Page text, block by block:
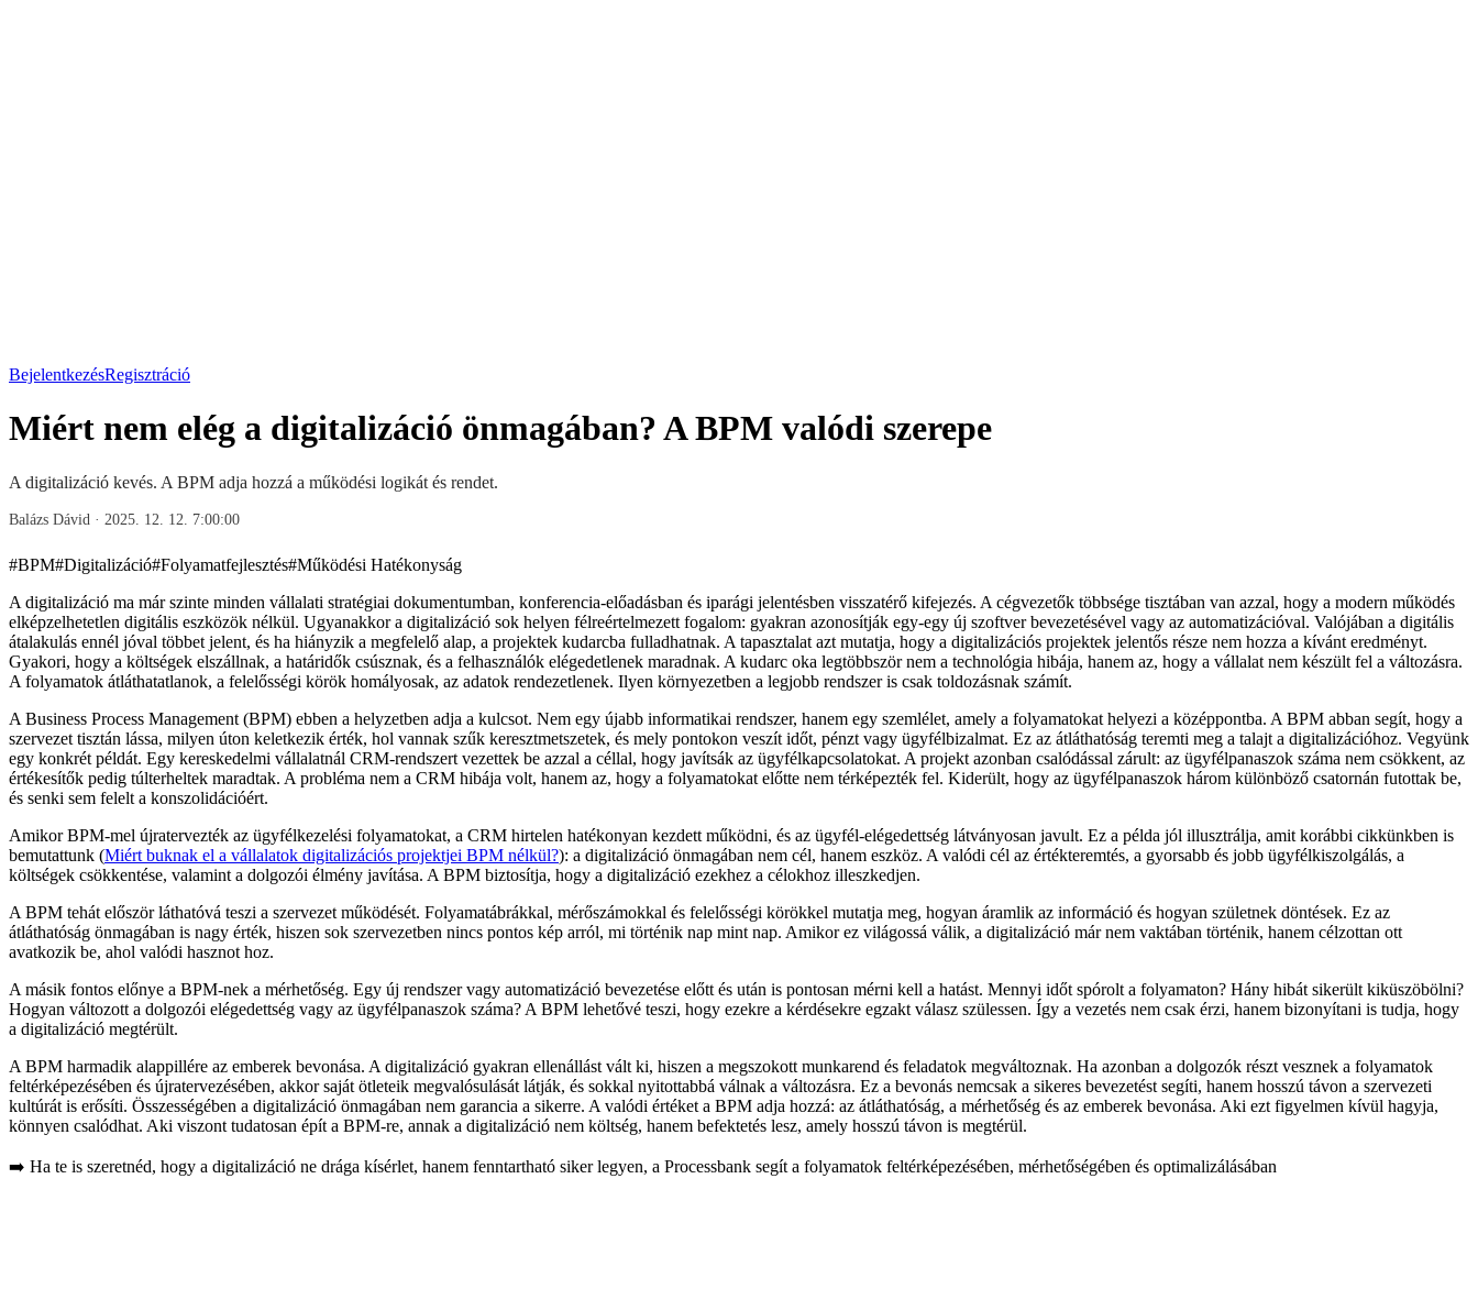
BejelentkezésRegisztráció
Miért nem elég a digitalizáció önmagában? A BPM valódi szerepe
A digitalizáció kevés. A BPM adja hozzá a működési logikát és rendet.
Balázs Dávid · 2025. 12. 12. 7:00:00
#BPM#Digitalizáció#Folyamatfejlesztés#Működési Hatékonyság
A digitalizáció ma már szinte minden vállalati stratégiai dokumentumban, konferencia-előadásban és iparági jelentésben visszatérő kifejezés. A cégvezetők többsége tisztában van azzal, hogy a modern működés
elképzelhetetlen digitális eszközök nélkül. Ugyanakkor a digitalizáció sok helyen félreértelmezett fogalom: gyakran azonosítják egy-egy új szoftver bevezetésével vagy az automatizációval. Valójában a digitális
átalakulás ennél jóval többet jelent, és ha hiányzik a megfelelő alap, a projektek kudarcba fulladhatnak. A tapasztalat azt mutatja, hogy a digitalizációs projektek jelentős része nem hozza a kívánt eredményt.
Gyakori, hogy a költségek elszállnak, a határidők csúsznak, és a felhasználók elégedetlenek maradnak. A kudarc oka legtöbbször nem a technológia hibája, hanem az, hogy a vállalat nem készült fel a változásra.
A folyamatok átláthatatlanok, a felelősségi körök homályosak, az adatok rendezetlenek. Ilyen környezetben a legjobb rendszer is csak toldozásnak számít.
A Business Process Management (BPM) ebben a helyzetben adja a kulcsot. Nem egy újabb informatikai rendszer, hanem egy szemlélet, amely a folyamatokat helyezi a középpontba. A BPM abban segít, hogy a
szervezet tisztán lássa, milyen úton keletkezik érték, hol vannak szűk keresztmetszetek, és mely pontokon veszít időt, pénzt vagy ügyfélbizalmat. Ez az átláthatóság teremti meg a talajt a digitalizációhoz. Vegyünk
egy konkrét példát. Egy kereskedelmi vállalatnál CRM-rendszert vezettek be azzal a céllal, hogy javítsák az ügyfélkapcsolatokat. A projekt azonban csalódással zárult: az ügyfélpanaszok száma nem csökkent, az
értékesítők pedig túlterheltek maradtak. A probléma nem a CRM hibája volt, hanem az, hogy a folyamatokat előtte nem térképezték fel. Kiderült, hogy az ügyfélpanaszok három különböző csatornán futottak be,
és senki sem felelt a konszolidációért.
Amikor BPM-mel újratervezték az ügyfélkezelési folyamatokat, a CRM hirtelen hatékonyan kezdett működni, és az ügyfél-elégedettség látványosan javult. Ez a példa jól illusztrálja, amit korábbi cikkünkben is
bemutattunk (Miért buknak el a vállalatok digitalizációs projektjei BPM nélkül?): a digitalizáció önmagában nem cél, hanem eszköz. A valódi cél az értékteremtés, a gyorsabb és jobb ügyfélkiszolgálás, a
költségek csökkentése, valamint a dolgozói élmény javítása. A BPM biztosítja, hogy a digitalizáció ezekhez a célokhoz illeszkedjen.
A BPM tehát először láthatóvá teszi a szervezet működését. Folyamatábrákkal, mérőszámokkal és felelősségi körökkel mutatja meg, hogyan áramlik az információ és hogyan születnek döntések. Ez az
átláthatóság önmagában is nagy érték, hiszen sok szervezetben nincs pontos kép arról, mi történik nap mint nap. Amikor ez világossá válik, a digitalizáció már nem vaktában történik, hanem célzottan ott
avatkozik be, ahol valódi hasznot hoz.
A másik fontos előnye a BPM-nek a mérhetőség. Egy új rendszer vagy automatizáció bevezetése előtt és után is pontosan mérni kell a hatást. Mennyi időt spórolt a folyamaton? Hány hibát sikerült kiküszöbölni?
Hogyan változott a dolgozói elégedettség vagy az ügyfélpanaszok száma? A BPM lehetővé teszi, hogy ezekre a kérdésekre egzakt válasz szülessen. Így a vezetés nem csak érzi, hanem bizonyítani is tudja, hogy
a digitalizáció megtérült.
A BPM harmadik alappillére az emberek bevonása. A digitalizáció gyakran ellenállást vált ki, hiszen a megszokott munkarend és feladatok megváltoznak. Ha azonban a dolgozók részt vesznek a folyamatok
feltérképezésében és újratervezésében, akkor saját ötleteik megvalósulását látják, és sokkal nyitottabbá válnak a változásra. Ez a bevonás nemcsak a sikeres bevezetést segíti, hanem hosszú távon a szervezeti
kultúrát is erősíti. Összességében a digitalizáció önmagában nem garancia a sikerre. A valódi értéket a BPM adja hozzá: az átláthatóság, a mérhetőség és az emberek bevonása. Aki ezt figyelmen kívül hagyja,
könnyen csalódhat. Aki viszont tudatosan épít a BPM-re, annak a digitalizáció nem költség, hanem befektetés lesz, amely hosszú távon is megtérül.
➡️ Ha te is szeretnéd, hogy a digitalizáció ne drága kísérlet, hanem fenntartható siker legyen, a Processbank segít a folyamatok feltérképezésében, mérhetőségében és optimalizálásában